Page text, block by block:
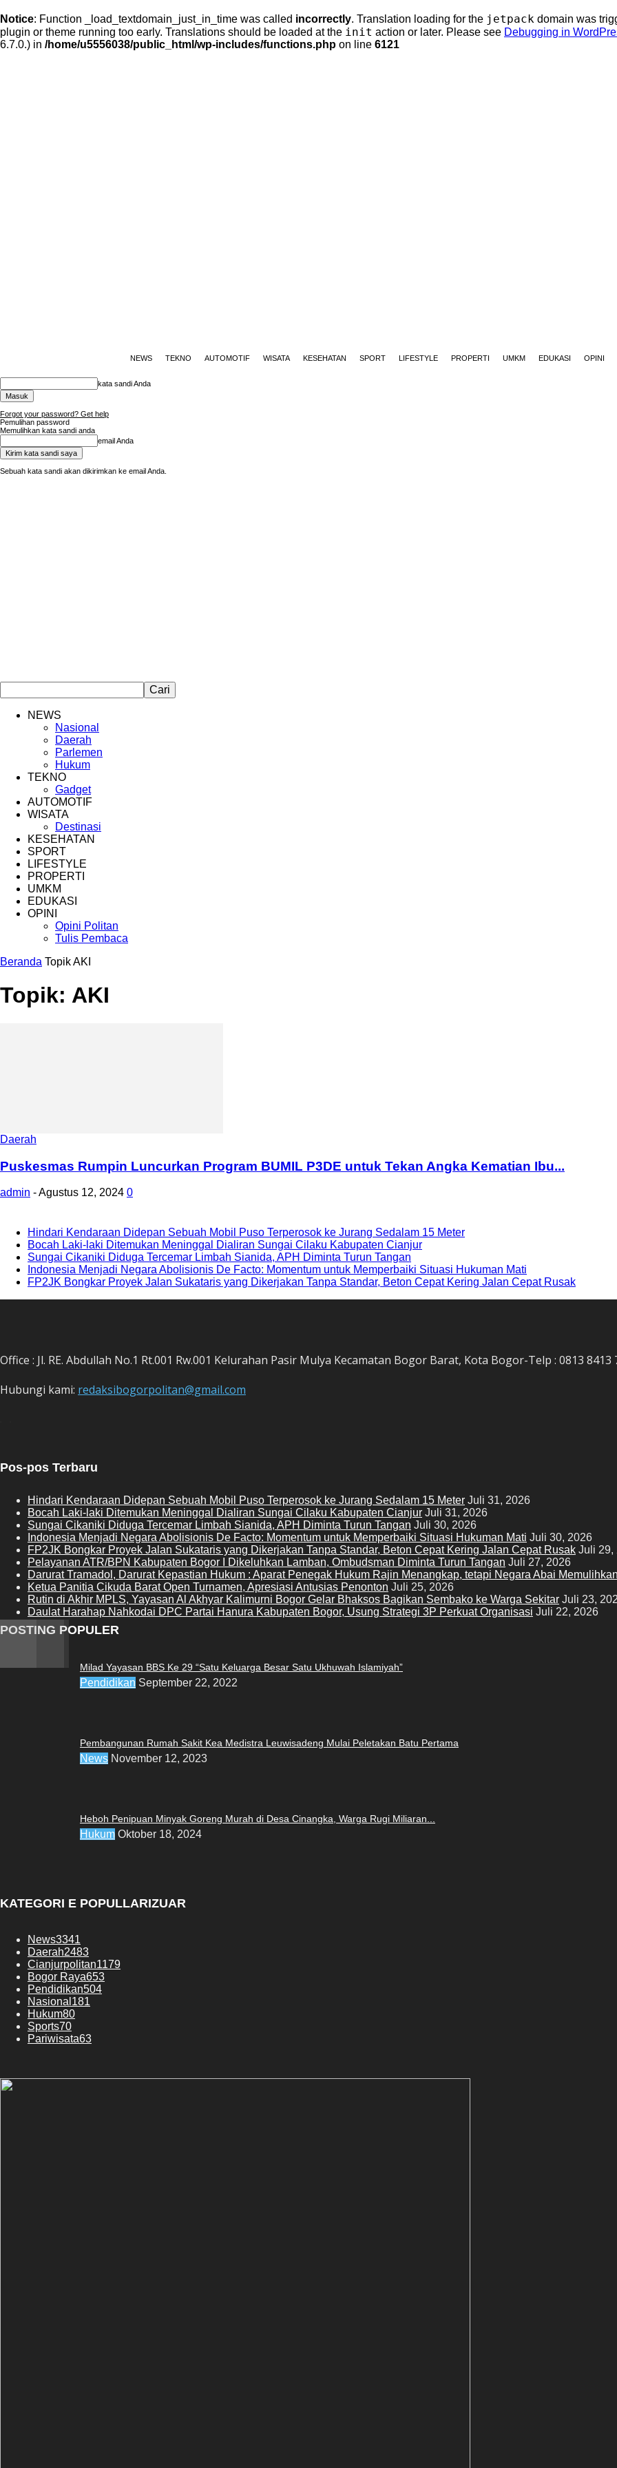
Notice: Function _load_textdomain_just_in_time was called incorrectly. Translation loading for the jetpack domain was
plugin or theme running too early. Translations should be loaded at the init action or later. Please see Debugging in
6.7.0.) in /home/u5556038/public_html/wp-includes/functions.php on line 6121
NEWS TEKNO AUTOMOTIF WISATA KESEHATAN SPORT LIFESTYLE PROPERTI UMKM EDUKASI OPINI
kata sandi Anda
Forgot your password? Get help
Pemulihan password
Memulihkan kata sandi anda
email Anda
Sebuah kata sandi akan dikirimkan ke email Anda.
NEWS
Nasional
Daerah
Parlemen
Hukum
TEKNO
Gadget
AUTOMOTIF
WISATA
Destinasi
KESEHATAN
SPORT
LIFESTYLE
PROPERTI
UMKM
EDUKASI
OPINI
Opini Politan
Tulis Pembaca
Beranda TopikAKI
Topik: AKI
Daerah
Puskesmas Rumpin Luncurkan Program BUMIL P3DE untuk Tekan Angka Kematian Ibu...
admin -Agustus 12, 2024 0
Hindari Kendaraan Didepan Sebuah Mobil Puso Terperosok ke Jurang Sedalam 15 Meter
Bocah Laki-laki Ditemukan Meninggal Dialiran Sungai Cilaku Kabupaten Cianjur
Sungai Cikaniki Diduga Tercemar Limbah Sianida, APH Diminta Turun Tangan
‎Indonesia Menjadi Negara Abolisionis De Facto: Momentum untuk Memperbaiki Situasi Hukuman Mati
FP2JK Bongkar Proyek Jalan Sukataris yang Dikerjakan Tanpa Standar, Beton Cepat Kering Jalan Cepat Rusak
Office : Jl. RE. Abdullah No.1 Rt.001 Rw.001 Kelurahan Pasir Mulya Kecamatan Bogor Barat, Kota Bogor-Telp : 0813 8413
Hubungi kami: redaksibogorpolitan@gmail.com
Pos-pos Terbaru
Hindari Kendaraan Didepan Sebuah Mobil Puso Terperosok ke Jurang Sedalam 15 Meter Juli 31, 2026
Bocah Laki-laki Ditemukan Meninggal Dialiran Sungai Cilaku Kabupaten Cianjur Juli 31, 2026
Sungai Cikaniki Diduga Tercemar Limbah Sianida, APH Diminta Turun Tangan Juli 30, 2026
‎Indonesia Menjadi Negara Abolisionis De Facto: Momentum untuk Memperbaiki Situasi Hukuman Mati Juli 30, 2026
FP2JK Bongkar Proyek Jalan Sukataris yang Dikerjakan Tanpa Standar, Beton Cepat Kering Jalan Cepat Rusak Juli 29,
Pelayanan ATR/BPN Kabupaten Bogor I Dikeluhkan Lamban, Ombudsman Diminta Turun Tangan Juli 27, 2026
Darurat Tramadol, Darurat Kepastian Hukum : Aparat Penegak Hukum Rajin Menangkap, tetapi Negara Abai
Ketua Panitia Cikuda Barat Open Turnamen, Apresiasi Antusias Penonton Juli 25, 2026
Rutin di Akhir MPLS, Yayasan Al Akhyar Kalimurni Bogor Gelar Bhaksos Bagikan Sembako ke Warga Sekitar Juli 23,
Daulat Harahap Nahkodai DPC Partai Hanura Kabupaten Bogor, Usung Strategi 3P Perkuat Organisasi Juli 22, 2026
POSTING POPULER
Milad Yayasan BBS Ke 29 “Satu Keluarga Besar Satu Ukhuwah Islamiyah”
Pendidikan September 22, 2022
Pembangunan Rumah Sakit Kea Medistra Leuwisadeng Mulai Peletakan Batu Pertama
News November 12, 2023
Heboh Penipuan Minyak Goreng Murah di Desa Cinangka, Warga Rugi Miliaran...
Hukum Oktober 18, 2024
KATEGORI E POPULLARIZUAR
News3341
Daerah2483
Cianjurpolitan1179
Bogor Raya653
Pendidikan504
Nasional 181
Hukum80
Sports70
Pariwisata63